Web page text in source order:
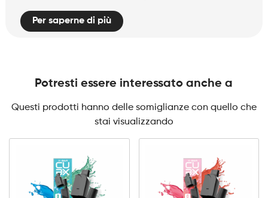
Per saperne di più
Potresti essere interessato anche a
Questi prodotti hanno delle somiglianze con quello che
stai visualizzando